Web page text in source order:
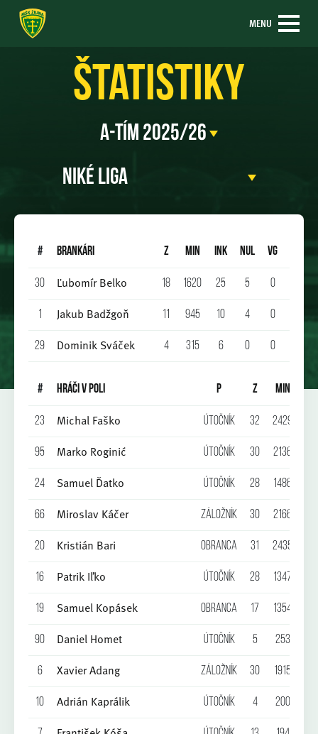
MENU
Štatistiky
# BRANKÁRI Z Min INK NUL VG
30 Ľubomír Belko 18 1620 25 5 0
1 Jakub Badžgoň 11 945 10 4 0
29 Dominik Sváček 4 315 6 0 0
# HRÁČI V POLI P Z MIN G
23 Michal Faško Útočník 32 2429
95 Marko Roginić Útočník 30 2136
24 Samuel Ďatko Útočník 28 1486
66 Miroslav Káčer Záložník 30 2166
20 Kristián Bari Obranca 31 2435
16 Patrik Iľko Útočník 28 1347
19 Samuel Kopásek Obranca 17 1354
90 Daniel Homet Útočník 5 253
6 Xavier Adang Záložník 30 1915
10 Adrián Kaprálik Útočník 4 200